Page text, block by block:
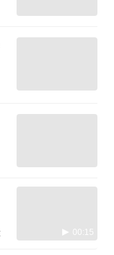
00:15